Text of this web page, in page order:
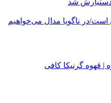
در ناگویا مدال می‌خواهیم
| قهوه گرنیکا کافی